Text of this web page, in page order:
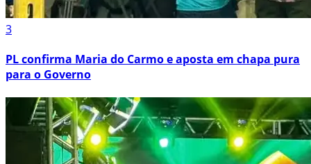
3
PL confirma Maria do Carmo e aposta em chapa pura
para o Governo